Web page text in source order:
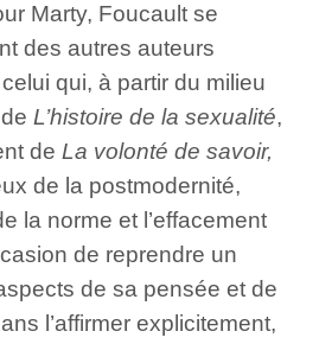
Marty, Foucault se
des autres auteurs
qui, à partir du milieu
L’histoire de la sexualité,
de La volonté de savoir,
de la postmodernité,
la norme et l’effacement
de reprendre un
de sa pensée et de
l’affirmer explicitement,